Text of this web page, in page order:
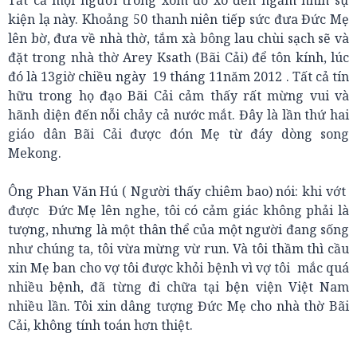
kiện lạ này. Khoảng 50 thanh niên tiếp sức đưa Đức Mẹ
lên bờ, đưa về nhà thờ, tắm xà bông lau chùi sạch sẽ và
đặt trong nhà thờ Arey Ksath (Bãi Cải) để tôn kính, lúc
đó là 13giờ chiều ngày 19 tháng 11năm 2012 . Tất cả tín
hữu trong họ đạo Bãi Cải cảm thấy rất mừng vui và
hãnh diện đến nỗi chảy cả nước mắt. Đây là lần thứ hai
giáo dân Bãi Cải được đón Mẹ từ đáy dòng song
Mekong.
Ông Phan Văn Hú ( Người thấy chiêm bao) nói: khi vớt
được Đức Mẹ lên nghe, tôi có cảm giác không phải là
tượng, nhưng là một thân thể của một người đang sống
như chúng ta, tôi vừa mừng vừ run. Và tôi thầm thì cầu
xin Mẹ ban cho vợ tôi được khỏi bệnh vì vợ tôi mắc quá
nhiều bệnh, đã từng đi chữa tại bện viện Việt Nam
nhiều lần. Tôi xin dâng tượng Đức Mẹ cho nhà thờ Bãi
Cải, không tính toán hơn thiệt.